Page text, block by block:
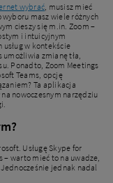
wybrać , musisz mieć
wyboru masz wiele różnych
cieszy się m.in. Zoom –
i intuicyjnym
w kontekście
zmianę tła,
Ponadto, Zoom Meetings
Teams, opcję
Ta aplikacja
nowoczesnym narzędziu
Usługę Skype for
warto mieć to na uwadze,
jednak nadal